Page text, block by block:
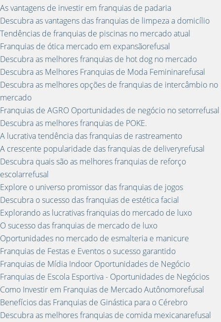
As vantagens de investir em franquias de padaria
Descubra as vantagens das franquias de limpeza a domicílio
Tendências de franquias de piscinas no mercado atual
Franquias de ótica mercado em expansãorefusal
Descubra as melhores franquias de hot dog no mercado
Descubra as Melhores Franquias de Moda Femininarefusal
Descubra as melhores opções de franquias de intercâmbio no
mercado
Franquias de AGRO Oportunidades de negócio no setorrefusal
Descubra as melhores franquias de POKE.
A lucrativa tendência das franquias de rastreamento
A crescente popularidade das franquias de deliveryrefusal
Descubra quais são as melhores franquias de reforço
escolarrefusal
Explore o universo promissor das franquias de jogos
Descubra o sucesso das franquias de estética facial
Explorando as lucrativas franquias do mercado de luxo
O sucesso das franquias de mercado de luxo
Oportunidades no mercado de esmalteria e manicure
Franquias de Festas e Eventos o sucesso garantido
Franquias de Mídia Indoor Oportunidades de Negócio
Franquias de Escola Esportiva - Oportunidades de Negócios
Como Investir em Franquias de Mercado Autônomorefusal
Benefícios das Franquias de Ginástica para o Cérebro
Descubra as melhores franquias de comida mexicanarefusal